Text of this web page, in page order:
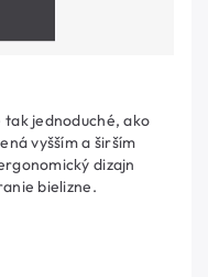
tak jednoduché, ako
vyšším a širším
dizajn
bielizne.